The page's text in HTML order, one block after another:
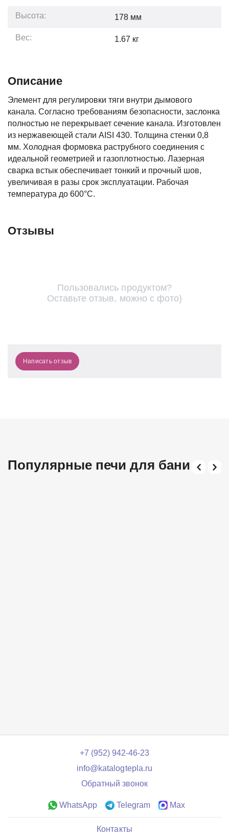
Высота: 178 мм
Вес: 1.67 кг
Описание
Элемент для регулировки тяги внутри дымового
канала. Согласно требованиям безопасности, заслонка
полностью не перекрывает сечение канала. Изготовлен
из нержавеющей стали AISI 430. Толщина стенки 0,8
мм. Холодная формовка раструбного соединения с
идеальной геометрией и газоплотностью. Лазерная
сварка встык обеспечивает тонкий и прочный шов,
увеличивая в разы срок эксплуатации. Рабочая
температура до 600°С.
Отзывы
Пользовались продуктом?
Оставьте отзыв, можно с фото)
Написать отзыв
Популярные печи для бани
+7 (952) 942-46-23
info@katalogtepla.ru
Обратный звонок
WhatsApp Telegram Max
Контакты